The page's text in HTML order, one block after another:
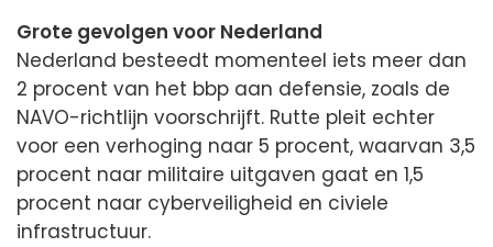
Grote gevolgen voor Nederland
Nederland besteedt momenteel iets meer dan
2 procent van het bbp aan defensie, zoals de
NAVO-richtlijn voorschrijft. Rutte pleit echter
voor een verhoging naar 5 procent, waarvan 3,5
procent naar militaire uitgaven gaat en 1,5
procent naar cyberveiligheid en civiele
infrastructuur.